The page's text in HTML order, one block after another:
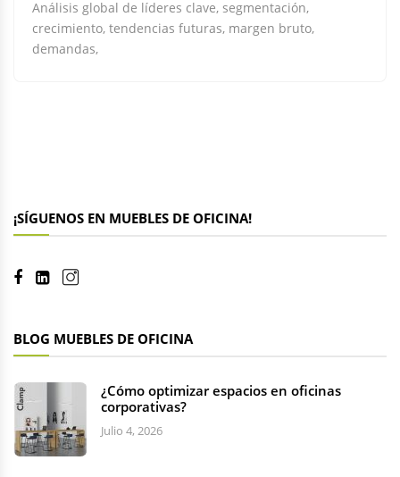
Análisis global de líderes clave, segmentación,
crecimiento, tendencias futuras, margen bruto,
demandas,
¡SÍGUENOS EN MUEBLES DE OFICINA!
BLOG MUEBLES DE OFICINA
¿Cómo optimizar espacios en oficinas
corporativas?
Julio 4, 2026